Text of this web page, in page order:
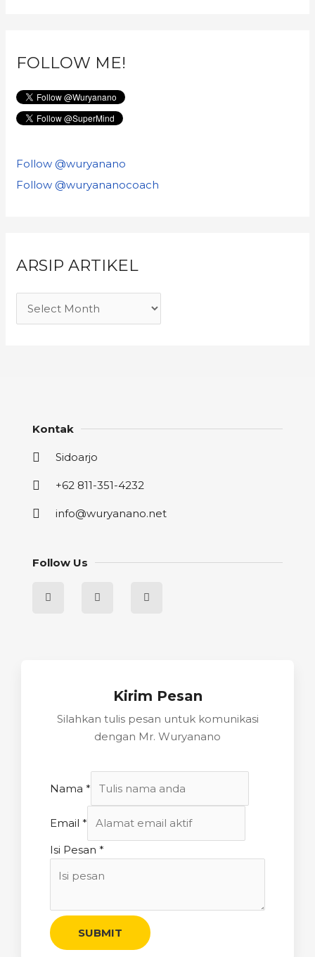
FOLLOW ME!
Follow @wuryanano
Follow @wuryananocoach
ARSIP ARTIKEL
Kontak
Sidoarjo
+62 811-351-4232
info@wuryanano.net
Follow Us
Kirim Pesan
Silahkan tulis pesan untuk komunikasi
dengan Mr. Wuryanano
Nama *
Email *
Isi Pesan *
SUBMIT